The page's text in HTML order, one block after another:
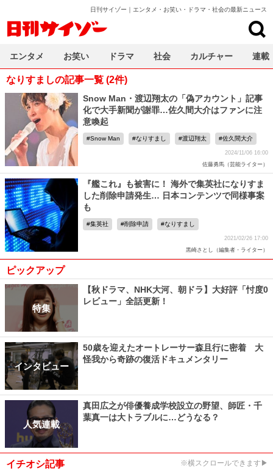
日刊サイゾー｜エンタメ・お笑い・ドラマ・社会の最新ニュース
なりすましの記事一覧 (2件)
Snow Man・渡辺翔太の「偽アカウント」記事
化で大手新聞が謝罪…佐久間大介はファンに注
意喚起
Snow Man なりすまし 渡辺翔太 佐久間大介
2024/11/06 16:00
佐藤勇馬（芸能ライター）
『艦これ』も被害に！ 海外で集英社になりすま
した削除申請発生… 日本コンテンツで同様事案
も
集英社 削除申請 なりすまし
2021/02/26 17:00
黒崎さとし（編集者・ライター）
ピックアップ
特集
【秋ドラマ、NHK大河、朝ドラ】大好評「忖度0
レビュー」全話更新！
インタビュー
50歳を迎えたオートレーサー森且行に密着 大
怪我から奇跡の復活ドキュメンタリー
人気連載
真田広之が俳優養成学校設立の野望、師匠・千
葉真一は大トラブルに…どうなる？
イチオシ記事 ※横スクロールできます▶
エンタメ お笑い ドラマ 社会 カルチャー 連載